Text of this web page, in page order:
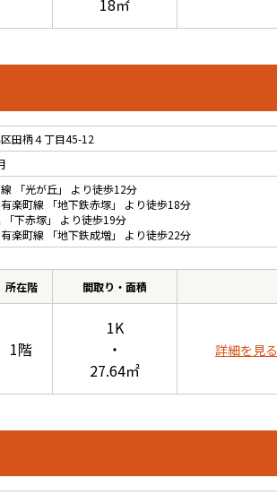
18㎡
田柄４丁目45-12
「光が丘」 より徒歩12分
楽町線 「地下鉄赤塚」 より徒歩18分
「下赤塚」 より徒歩19分
楽町線 「地下鉄成増」 より徒歩22分
所在階 間取り・面積
1階
1K
・
27.64㎡
詳細を見る